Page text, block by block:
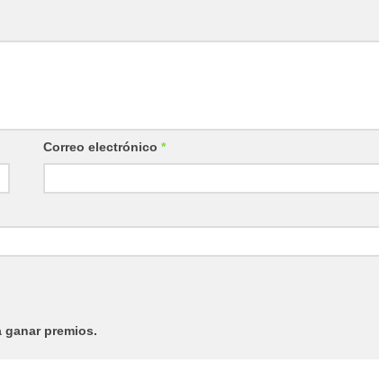
Correo electrónico *
ganar premios.